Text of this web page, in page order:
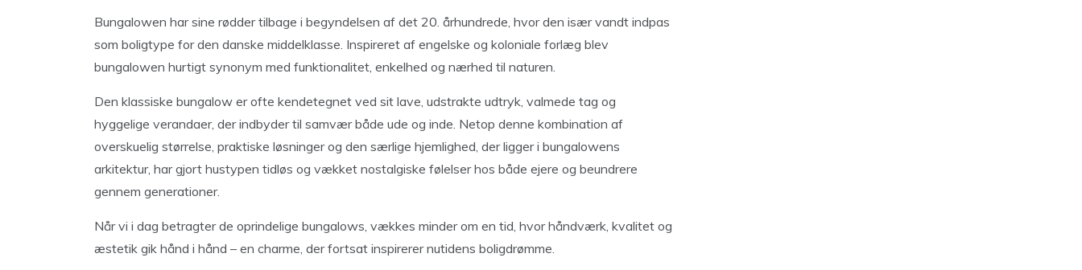
Bungalowen har sine rødder tilbage i begyndelsen af det 20. århundrede, hvor den især vandt indpas
som boligtype for den danske middelklasse. Inspireret af engelske og koloniale forlæg blev
bungalowen hurtigt synonym med funktionalitet, enkelhed og nærhed til naturen.
Den klassiske bungalow er ofte kendetegnet ved sit lave, udstrakte udtryk, valmede tag og
hyggelige verandaer, der indbyder til samvær både ude og inde. Netop denne kombination af
overskuelig størrelse, praktiske løsninger og den særlige hjemlighed, der ligger i bungalowens
arkitektur, har gjort hustypen tidløs og vækket nostalgiske følelser hos både ejere og beundrere
gennem generationer.
Når vi i dag betragter de oprindelige bungalows, vækkes minder om en tid, hvor håndværk, kvalitet og
æstetik gik hånd i hånd – en charme, der fortsat inspirerer nutidens boligdrømme.